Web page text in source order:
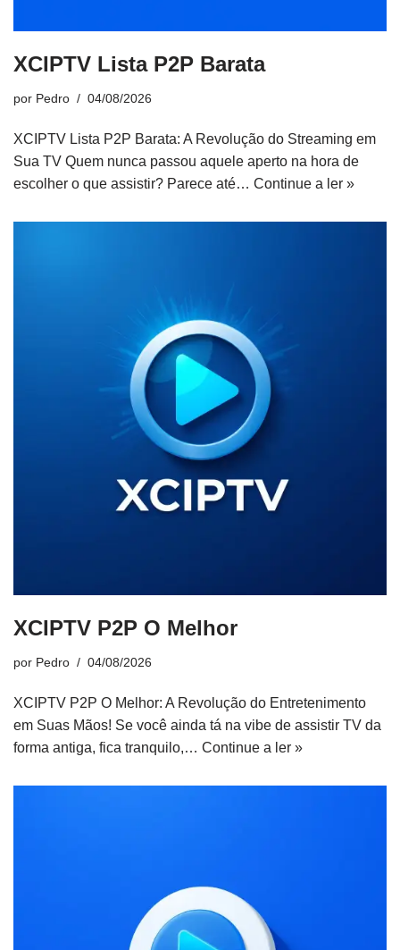
XCIPTV Lista P2P Barata
por Pedro 04/08/2026
XCIPTV Lista P2P Barata: A Revolução do Streaming em
Sua TV Quem nunca passou aquele aperto na hora de
escolher o que assistir? Parece até… Continue a ler »
XCIPTV P2P O Melhor
por Pedro 04/08/2026
XCIPTV P2P O Melhor: A Revolução do Entretenimento
em Suas Mãos! Se você ainda tá na vibe de assistir TV da
forma antiga, fica tranquilo,… Continue a ler »